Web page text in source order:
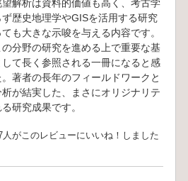
望解析は資料的価値も高く、考古学
歴史地理学やGISを活用する研究
も大きな示唆を与える内容です。
分野の研究を進める上で重要な基
て長く参照される一冊になると感
。著者の長年のフィールドワークと
が結実した、まさにオリジナリテ
研究成果です。
人がこのレビューにいいね！しました